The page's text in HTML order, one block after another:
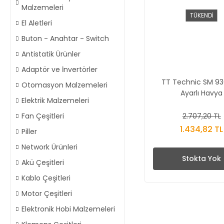
Malzemeleri
El Aletleri
Buton - Anahtar - Switch
Antistatik Ürünler
Adaptör ve İnvertörler
Otomasyon Malzemeleri
Elektrik Malzemeleri
Fan Çeşitleri
Piller
Network Ürünleri
Akü Çeşitleri
Kablo Çeşitleri
Motor Çeşitleri
Elektronik Hobi Malzemeleri
TÜKENDİ
TT Technic SM
Ayarlı Havya
2.707,20 TL
1.434,82 TL
Stokta Yok